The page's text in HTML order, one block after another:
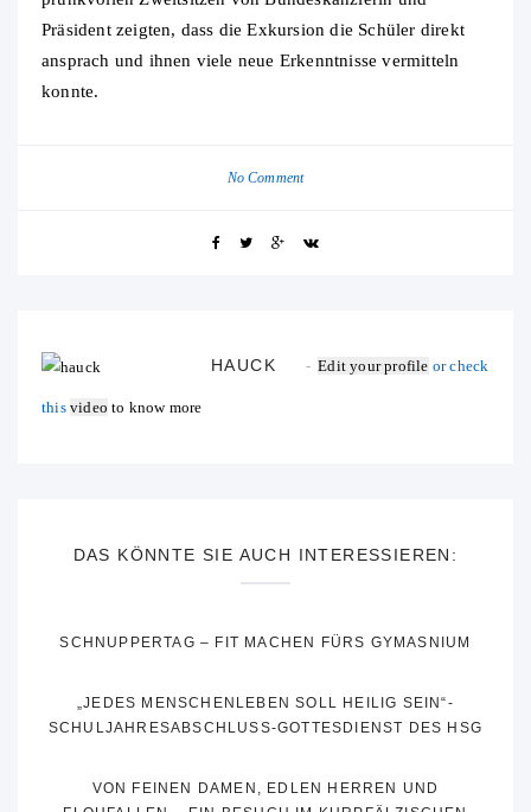
Präsident zeigten, dass die Exkursion die Schüler direkt
ansprach und ihnen viele neue Erkenntnisse vermitteln
konnte.
No Comment
HAUCK Edit your profile or check
this video to know more
DAS KÖNNTE SIE AUCH INTERESSIEREN:
SCHNUPPERTAG – FIT MACHEN FÜRS GYMASNIUM
„JEDES MENSCHENLEBEN SOLL HEILIG SEIN“-
SCHULJAHRESABSCHLUSS-GOTTESDIENST DES HSG
VON FEINEN DAMEN, EDLEN HERREN UND